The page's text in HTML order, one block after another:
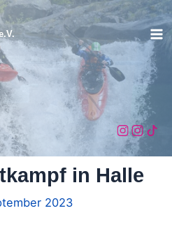
in Halle
2023